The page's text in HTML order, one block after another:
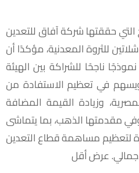
التي حققتها شركة آفاق للتعدين
للثروة المعدنية، مؤكدًا أن
ناجحًا للشراكة بين الهيئة
في تعظيم الاستفادة من
وزيادة القيمة المضافة
مقدمتها الذهب، بما يتماشى
لتعظيم مساهمة قطاع التعدين
عرض أقل